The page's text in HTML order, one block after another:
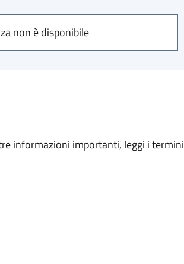
non è disponibile
informazioni importanti, leggi i termini